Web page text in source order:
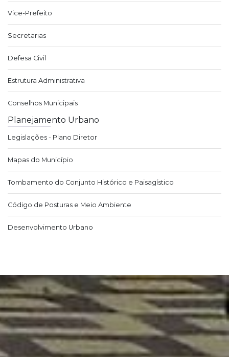
Vice-Prefeito
Secretarias
Defesa Civil
Estrutura Administrativa
Conselhos Municipais
Planejamento Urbano
Legislações - Plano Diretor
Mapas do Município
Tombamento do Conjunto Histórico e Paisagístico
Código de Posturas e Meio Ambiente
Desenvolvimento Urbano